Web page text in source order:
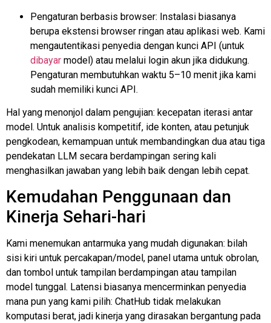
Pengaturan berbasis browser: Instalasi biasanya
berupa ekstensi browser ringan atau aplikasi web. Kami
mengautentikasi penyedia dengan kunci API (untuk
dibayar model) atau melalui login akun jika didukung.
Pengaturan membutuhkan waktu 5–10 menit jika kami
sudah memiliki kunci API.
Hal yang menonjol dalam pengujian: kecepatan iterasi antar
model. Untuk analisis kompetitif, ide konten, atau petunjuk
pengkodean, kemampuan untuk membandingkan dua atau tiga
pendekatan LLM secara berdampingan sering kali
menghasilkan jawaban yang lebih baik dengan lebih cepat.
Kemudahan Penggunaan dan
Kinerja Sehari-hari
Kami menemukan antarmuka yang mudah digunakan: bilah
sisi kiri untuk percakapan/model, panel utama untuk obrolan,
dan tombol untuk tampilan berdampingan atau tampilan
model tunggal. Latensi biasanya mencerminkan penyedia
mana pun yang kami pilih: ChatHub tidak melakukan
komputasi berat, jadi kinerja yang dirasakan bergantung pada